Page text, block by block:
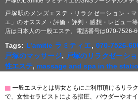
戸塚駅のメンズエステ・リラクゼーション・
エ」のオススメ・評価・評判・感想・レビュー
店は日本人の一般エステ、電話番号は070-7526-
Tags: L’amitie ラミティエ, 070-7526-
戸塚のマッサージ, 戸塚のリラクゼーシ
性エステ, massage and spa in the
▇ 一般エステとは男女ともにご利用頂けるリラ
で、女性セラピストによる指圧、パウダーやオ